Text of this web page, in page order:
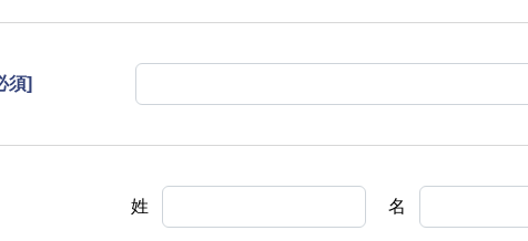
須]
姓 名